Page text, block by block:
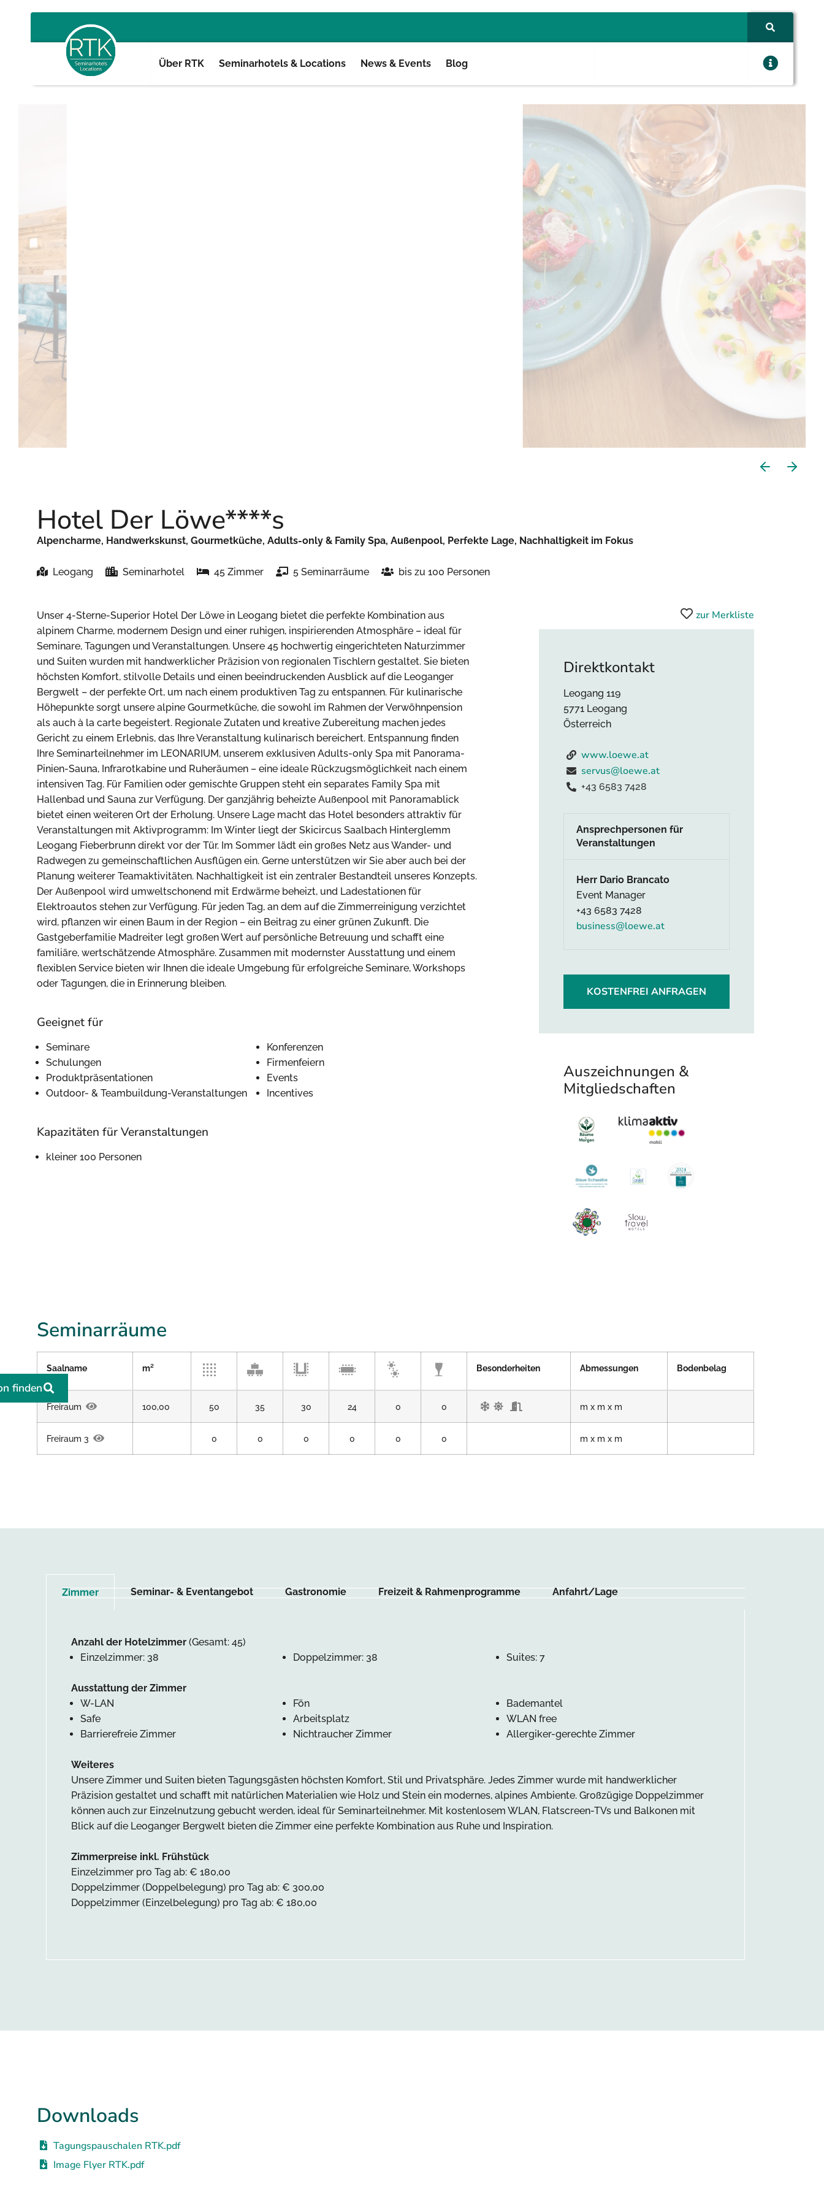
Über RTK Seminarhotels & Locations News & Events Blog
finden
Hotel Der Löwe****s
Alpencharme, Handwerkskunst, Gourmetküche, Adults-only & Family Spa, Außenpool, Perfekte Lage, Nachhaltigkeit im Fokus
Leogang Seminarhotel 45 Zimmer 5 Seminarräume bis zu 100 Personen
Unser 4-Sterne-Superior Hotel Der Löwe in Leogang bietet die perfekte Kombination aus
alpinem Charme, modernem Design und einer ruhigen, inspirierenden Atmosphäre – ideal für
Seminare, Tagungen und Veranstaltungen. Unsere 45 hochwertig eingerichteten Naturzimmer
und Suiten wurden mit handwerklicher Präzision von regionalen Tischlern gestaltet. Sie bieten
höchsten Komfort, stilvolle Details und einen beeindruckenden Ausblick auf die Leoganger
Bergwelt – der perfekte Ort, um nach einem produktiven Tag zu entspannen. Für kulinarische
Höhepunkte sorgt unsere alpine Gourmetküche, die sowohl im Rahmen der Verwöhnpension
als auch à la carte begeistert. Regionale Zutaten und kreative Zubereitung machen jedes
Gericht zu einem Erlebnis, das Ihre Veranstaltung kulinarisch bereichert. Entspannung finden
Ihre Seminarteilnehmer im LEONARIUM, unserem exklusiven Adults-only Spa mit Panorama-
Pinien-Sauna, Infrarotkabine und Ruheräumen – eine ideale Rückzugsmöglichkeit nach einem
intensiven Tag. Für Familien oder gemischte Gruppen steht ein separates Family Spa mit
Hallenbad und Sauna zur Verfügung. Der ganzjährig beheizte Außenpool mit Panoramablick
bietet einen weiteren Ort der Erholung. Unsere Lage macht das Hotel besonders attraktiv für
Veranstaltungen mit Aktivprogramm: Im Winter liegt der Skicircus Saalbach Hinterglemm
Leogang Fieberbrunn direkt vor der Tür. Im Sommer lädt ein großes Netz aus Wander- und
Radwegen zu gemeinschaftlichen Ausflügen ein. Gerne unterstützen wir Sie aber auch bei der
Planung weiterer Teamaktivitäten. Nachhaltigkeit ist ein zentraler Bestandteil unseres Konzepts.
Der Außenpool wird umweltschonend mit Erdwärme beheizt, und Ladestationen für
Elektroautos stehen zur Verfügung. Für jeden Tag, an dem auf die Zimmerreinigung verzichtet
wird, pflanzen wir einen Baum in der Region – ein Beitrag zu einer grünen Zukunft. Die
Gastgeberfamilie Madreiter legt großen Wert auf persönliche Betreuung und schafft eine
familiäre, wertschätzende Atmosphäre. Zusammen mit modernster Ausstattung und einem
flexiblen Service bieten wir Ihnen die ideale Umgebung für erfolgreiche Seminare, Workshops
oder Tagungen, die in Erinnerung bleiben.
Geeignet für
Seminare
Konferenzen
Schulungen
Firmenfeiern
Produktpräsentationen
Events
Outdoor- & Teambuildung-Veranstaltungen
Incentives
Kapazitäten für Veranstaltungen
kleiner 100 Personen
zur Merkliste
Direktkontakt
Leogang 119
5771 Leogang
Österreich
www.loewe.at
servus@loewe.at
+43 6583 7428
Ansprechpersonen für
Veranstaltungen
Herr Dario Brancato
Event Manager
+43 6583 7428
business@loewe.at
KOSTENFREI ANFRAGEN
Auszeichnungen &
Mitgliedschaften
Seminarräume
Saalname m² Besonderheiten Abmessungen Bodenbelag
Freiraum 100,00 50 35 30 24 0 0 m x m x m
Freiraum 3 0 0 0 0 0 0 m x m x m
Zimmer Seminar- & Eventangebot Gastronomie Freizeit & Rahmenprogramme Anfahrt/Lage
Anzahl der Hotelzimmer (Gesamt: 45)
Einzelzimmer: 38
Doppelzimmer: 38 Suites: 7
Ausstattung der Zimmer
W-LAN
Fön
Bademantel
Safe
Arbeitsplatz
WLAN free
Barrierefreie Zimmer
Nichtraucher Zimmer Allergiker-gerechte Zimmer
Weiteres
Unsere Zimmer und Suiten bieten Tagungsgästen höchsten Komfort, Stil und Privatsphäre. Jedes Zimmer wurde mit handwerklicher
Präzision gestaltet und schafft mit natürlichen Materialien wie Holz und Stein ein modernes, alpines Ambiente. Großzügige Doppelzimmer
können auch zur Einzelnutzung gebucht werden, ideal für Seminarteilnehmer. Mit kostenlosem WLAN, Flatscreen-TVs und Balkonen mit
Blick auf die Leoganger Bergwelt bieten die Zimmer eine perfekte Kombination aus Ruhe und Inspiration.
Zimmerpreise inkl. Frühstück
Einzelzimmer pro Tag ab: € 180,00
Doppelzimmer (Doppelbelegung) pro Tag ab: € 300,00
Doppelzimmer (Einzelbelegung) pro Tag ab: € 180,00
Downloads
Tagungspauschalen RTK.pdf
Image Flyer RTK.pdf